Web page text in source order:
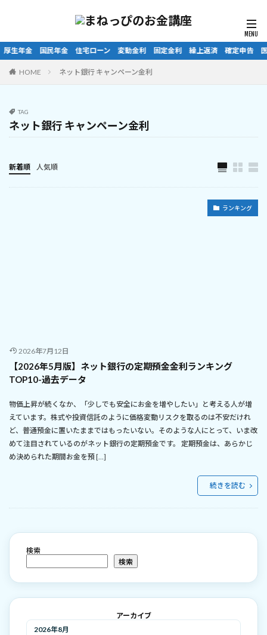
住宅ローン 変動金利 固定金利 繰上返済 確定申告 医療費控除 ふ
HOME ネット銀行 キャンペーン金利
TAG
ネット銀行 キャンペーン金利
新着順 人気順
ランキング
2026年7月12日
【2026年5月版】ネット銀行の定期預金金利ランキング
TOP10-過去データ
物価上昇が続くなか、「少しでも安全にお金を増やしたい」と考える人が増
えています。株式や投資信託のように価格変動リスクを取るのは不安だけれ
ど、普通預金に置いたままではもったいない。そのような人にとって、いま改
めて注目されているのがネット銀行の定期預金です。 定期預金は、あらかじ
め決められた期間お金を預 […]
続きを読む
検索
検索
アーカイブ
2026年8月